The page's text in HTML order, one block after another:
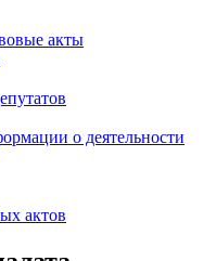
акты
о деятельности
актов